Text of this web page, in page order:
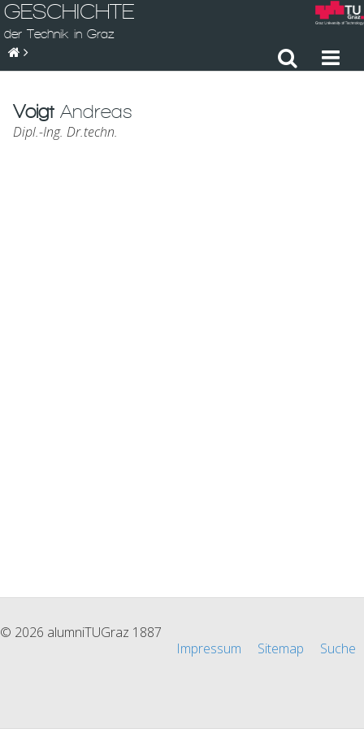
GESCHICHTE
der Technik in Graz
VoigtAndreas
Dipl.-Ing. Dr.techn.
© 2026 alumniTUGraz 1887
Impressum
Sitemap Suche